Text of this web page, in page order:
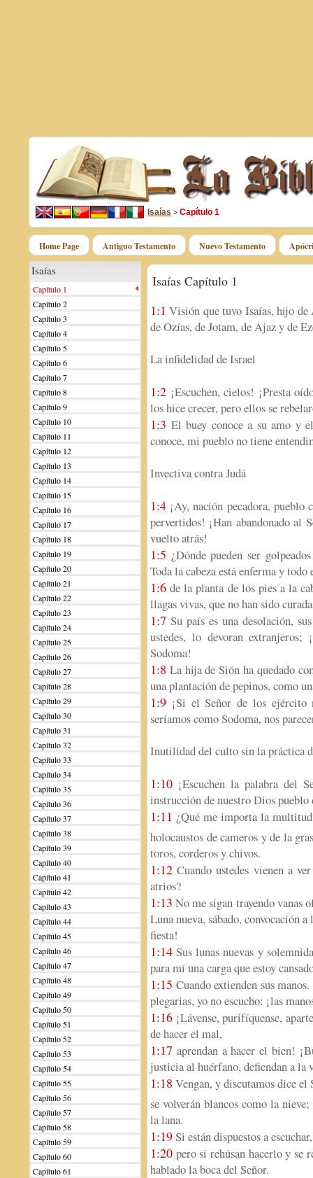
Isaías > Capítulo 1
Home Page Antiguo Testamento Nuevo Testamento
Isaías
Capítulo 1
Capítulo 2
Capítulo 3
Capítulo 4
Capítulo 5
Capítulo 6
Capítulo 7
Capítulo 8
Capítulo 9
Capítulo 10
Capítulo 11
Capítulo 12
Capítulo 13
Capítulo 14
Capítulo 15
Capítulo 16
Capítulo 17
Capítulo 18
Capítulo 19
Capítulo 20
Capítulo 21
Capítulo 22
Capítulo 23
Capítulo 24
Capítulo 25
Capítulo 26
Capítulo 27
Capítulo 28
Capítulo 29
Capítulo 30
Capítulo 31
Capítulo 32
Capítulo 33
Capítulo 34
Capítulo 35
Capítulo 36
Capítulo 37
Capítulo 38
Capítulo 39
Capítulo 40
Capítulo 41
Capítulo 42
Capítulo 43
Capítulo 44
Capítulo 45
Capítulo 46
Capítulo 47
Capítulo 48
Capítulo 49
Capítulo 50
Capítulo 51
Capítulo 52
Capítulo 53
Capítulo 54
Capítulo 55
Capítulo 56
Capítulo 57
Capítulo 58
Capítulo 59
Capítulo 60
Capítulo 61
Isaías Capítulo 1
1:1 Visión que tuvo Isaías, hijo de
de Ozías, de Jotam, de Ajaz y de
La infidelidad de Israel
1:2 ¡Escuchen, cielos! ¡Presta
los hice crecer, pero ellos se
1:3 El buey conoce a su amo y
conoce, mi pueblo no tiene
Invectiva contra Judá
1:4 ¡Ay, nación pecadora, pueblo
pervertidos! ¡Han abandonado al
vuelto atrás!
1:5 ¿Dónde pueden ser
Toda la cabeza está enferma y
1:6 de la planta de los pies a la
llagas vivas, que no han sido
1:7 Su país es una desolación,
ustedes, lo devoran extranjeros;
Sodoma!
1:8 La hija de Sión ha quedado
una plantación de pepinos, como
1:9 ¡Si el Señor de los ejército
seríamos como Sodoma, nos
Inutilidad del culto sin la práctica
1:10 ¡Escuchen la palabra del
instrucción de nuestro Dios
1:11 ¿Qué me importa la multitud
holocaustos de cameros y de la
toros, corderos y chivos.
1:12 Cuando ustedes vienen a
atrios?
1:13 No me sigan trayendo vanas
Luna nueva, sábado, convocación
fiesta!
1:14 Sus lunas nuevas y
para mí una carga que estoy
1:15 Cuando extienden sus
plegarias, yo no escucho: ¡las
1:16 ¡Lávense, purifíquense,
de hacer el mal,
1:17 aprendan a hacer el bien!
justicia al huérfano, defiendan a la
1:18 Vengan, y discutamos dice el
se volverán blancos como la
la lana.
1:19Si están dispuestos a
1:20 pero si rehúsan hacerlo y se
hablado la boca del Señor.